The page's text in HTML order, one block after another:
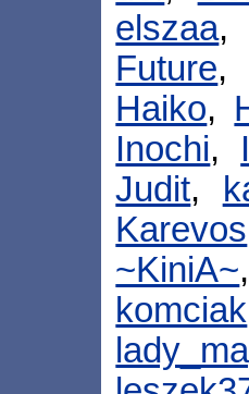
elszaa,
Future,
Haiko,
Inochi,
Judit,
Karevos
~KiniA~
komciak